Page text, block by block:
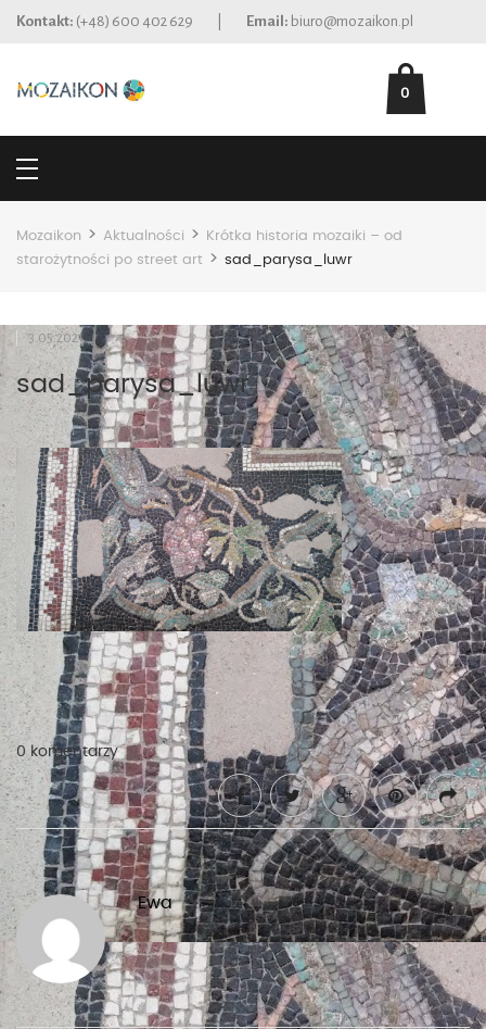
Kontakt: (+48) 600 402 629 Email: biuro@mozaikon.pl
0
Mozaikon > Aktualności >
Krótka historia mozaiki – od
starożytności po street art
> sad_parysa_luwr
3.05.2021
sad_parysa_luwr
0 komentarzy
Ewa